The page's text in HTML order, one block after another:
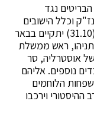
נגד
וכלל הישובים
והמועצות הסמוכים לשביל. הטקס המרכזי (31.10) יתקיים בבאר
ראש ממשלת
אוסטרליה, סר
נוספים. אליהם
הלוחמים
ההיסטורי וירכבו